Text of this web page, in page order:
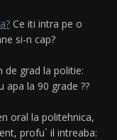
Ce iti intra pe o
si-n cap?
de grad la politie:
apa la 90 grade ??
oral la politehnica,
profu` il intreaba: